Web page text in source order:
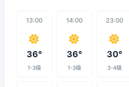
13:00
36°
1-3级
14:00
36°
1-3级
23:00
30°
3-4级